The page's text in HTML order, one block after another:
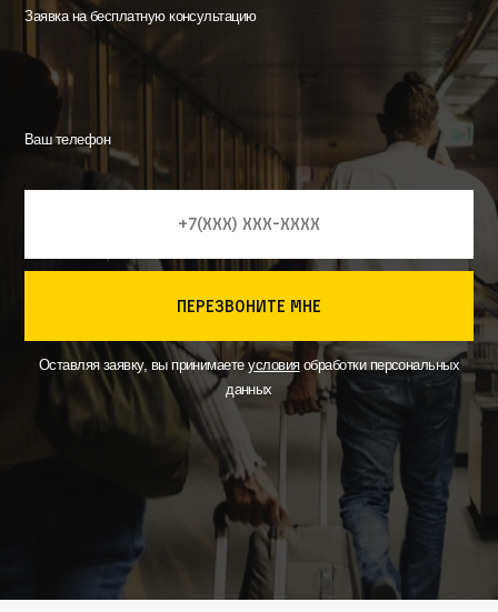
Заявка на бесплатную консультацию
Ваш телефон
перезвоните мне
Оставляя заявку, вы принимаетеусловияобработки персональных
данных